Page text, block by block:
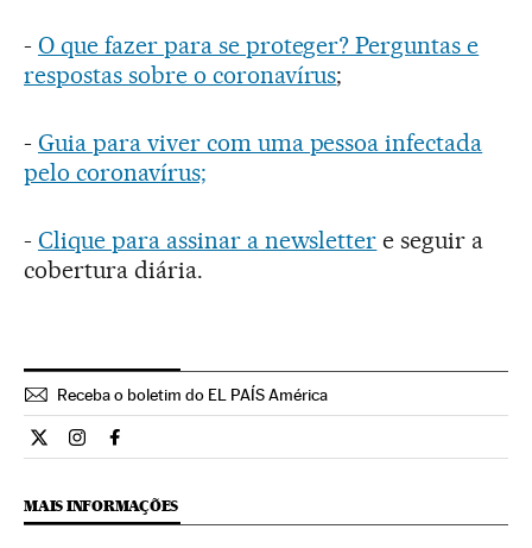
- O que fazer para se proteger? Perguntas e
respostas sobre o coronavírus;
- Guia para viver com uma pessoa infectada
pelo coronavírus;
- Clique para assinar a newsletter e seguir a
cobertura diária.
Receba o boletim do EL PAÍS América
Internacional El País Brasil en Twitter
Internacional El País Brasil en Instagram
Internacional El País Brasil en Facebook
MAIS INFORMAÇÕES